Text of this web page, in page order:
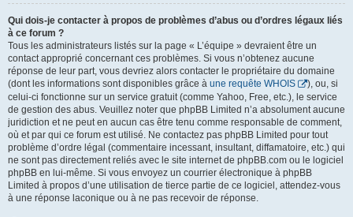
Qui dois-je contacter à propos de problèmes d’abus ou d’ordres légaux liés
à ce forum ?
Tous les administrateurs listés sur la page « L’équipe » devraient être un
contact approprié concernant ces problèmes. Si vous n’obtenez aucune
réponse de leur part, vous devriez alors contacter le propriétaire du domaine
(dont les informations sont disponibles grâce à une requête WHOIS
), ou, si
celui-ci fonctionne sur un service gratuit (comme Yahoo, Free, etc.), le service
de gestion des abus. Veuillez noter que phpBB Limited n’a absolument aucune
juridiction et ne peut en aucun cas être tenu comme responsable de comment,
où et par qui ce forum est utilisé. Ne contactez pas phpBB Limited pour tout
problème d’ordre légal (commentaire incessant, insultant, diffamatoire, etc.) qui
ne sont pas directement reliés avec le site internet de phpBB.com ou le logiciel
phpBB en lui-même. Si vous envoyez un courrier électronique à phpBB
Limited à propos d’une utilisation de tierce partie de ce logiciel, attendez-vous
à une réponse laconique ou à ne pas recevoir de réponse.